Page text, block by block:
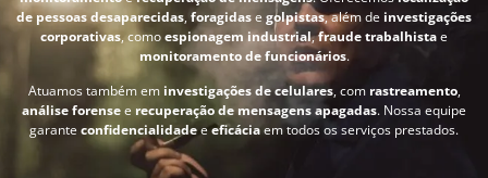
de pessoas desaparecidas, foragidase golpistas, além de investigações
corporativas, comoespionagem industrial,fraude trabalhistae
monitoramento de funcionários.
Atuamos também em investigações de celulares, com rastreamento,
análise forensee recuperação de mensagens apagadas. Nossa equipe
garante confidencialidadeeeficáciaem todos os serviços prestados.